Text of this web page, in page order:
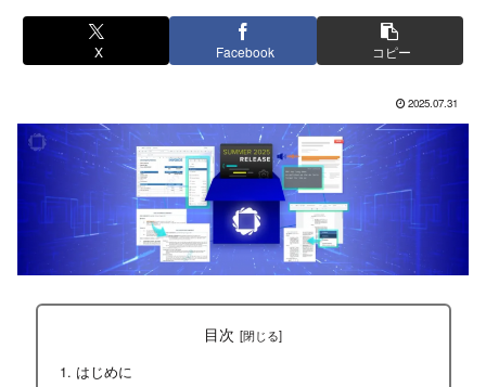
X Facebook コピー
2025.07.31
目次
はじめに